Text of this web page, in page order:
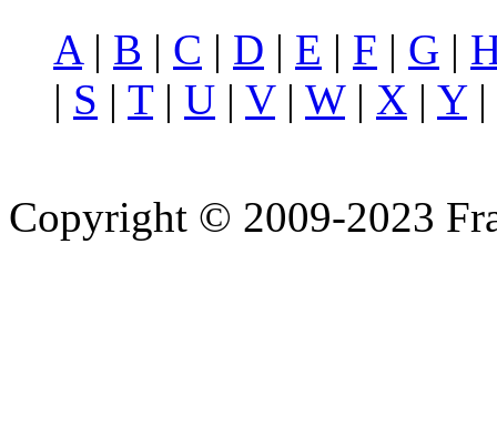
A| B | C | D | E | F | G |
| S | T| U | V| W| X | Y|
Copyright © 2009-2023